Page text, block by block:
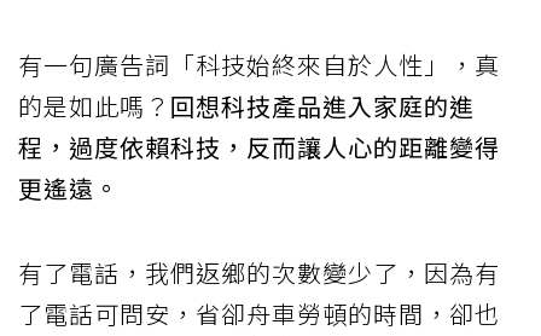
有一句廣告詞「科技始終來自於人性」，真
的是如此嗎？ 回想科技產品進入家庭的進
程，過度依賴科技，反而讓人心的距離變得
更遙遠。
有了電話，我們返鄉的次數變少了，因為有
了電話可問安，省卻舟車勞頓的時間，卻也